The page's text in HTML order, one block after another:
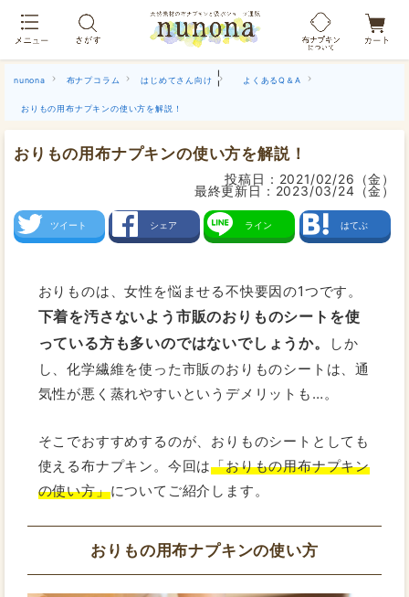
nunona 布ナプコラム はじめてさん向け | よくあるQ＆A
おりもの用布ナプキンの使い方を解説！
おりもの用布ナプキンの使い方を解説！
投稿日： 2021/02/26（金）
最終更新日： 2023/03/24（金）
ツイート シェア ライン はてぶ
おりものは、女性を悩ませる不快要因の1つです。
下着を汚さないよう市販のおりものシートを使
っている方も多いのではないでしょうか。
しか
し、化学繊維を使った市販のおりものシートは、通
気性が悪く蒸れやすいというデメリットも…。
そこでおすすめするのが、おりものシートとしても
使える布ナプキン。今回は「おりもの用布ナプキン
の使い方」についてご紹介します。
おりもの用布ナプキンの使い方